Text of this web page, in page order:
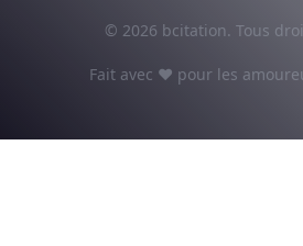
© 2026 bcitation. Tous
Fait avec ♥ pour les